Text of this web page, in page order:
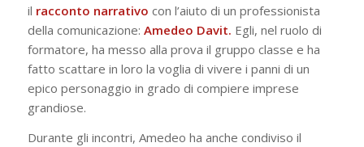
il racconto narrativo con l’aiuto di un professionista
della comunicazione: Amedeo Davit. Egli, nel ruolo di
formatore, ha messo alla prova il gruppo classe e ha
fatto scattare in loro la voglia di vivere i panni di un
epico personaggio in grado di compiere imprese
grandiose.
Durante gli incontri, Amedeo ha anche condiviso il